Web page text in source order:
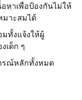
หาเพื่อป้องกันไม่ให้
าะสมได้
ทั้งแจ้งให้ผู้
เด็ก ๆ
รณ์หลักทั้งหมด